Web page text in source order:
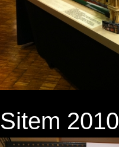
Sitem 2010